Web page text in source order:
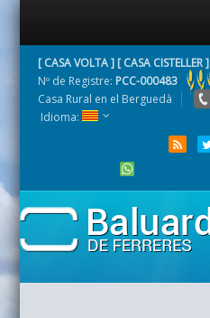
[ CASA VOLTA ] [ CASA CISTELLER ]
Nº de Registre: PCC-000483
Casa Rural en el Berguedà
Idioma: